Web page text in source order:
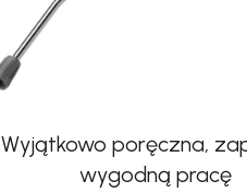
Wyjątkowo poręczna,
wygodną pracę